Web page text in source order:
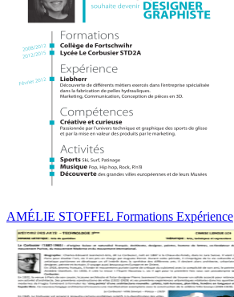
AMÉLIE STOFFEL Formations Expérience